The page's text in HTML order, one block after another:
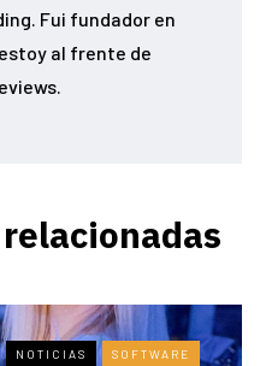
Fui fundador en
al frente de
NOTICIAS SOFTWARE